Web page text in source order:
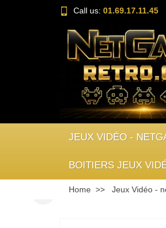
Call us: 01.69.17.11.45
JEUX VIDÉO -
BOITIERS JEUX
Home Jeux Vidéo -